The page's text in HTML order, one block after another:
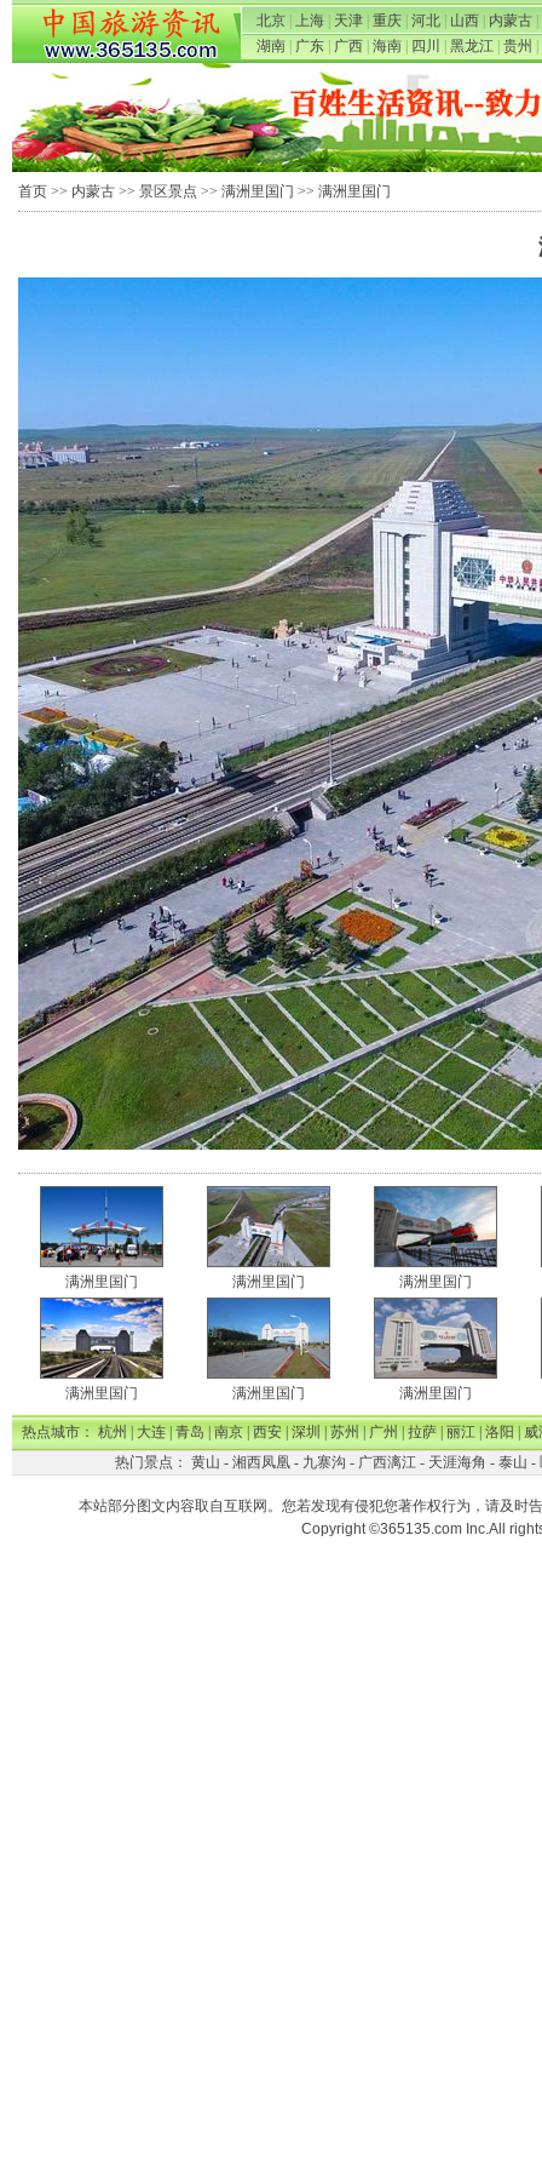
北京 上海 天津 重庆 河北 山西 内蒙古
湖南
广东 广西 海南 四川 黑龙江 贵州
首页 >> 内蒙古 >> 景区景点 >> 满洲里国门 >> 满洲里国门
满洲里国门 满洲里国门 满洲里国门
满洲里国门 满洲里国门 满洲里国门
热点城市：杭州|大连|青岛|南京|西安|深圳|苏州|广州|拉萨|丽江|洛阳|威
热门景点： 黄山 - 湘西凤凰- 九寨沟 - 广西漓江- 天涯海角 - 泰山 -
本站部分图文内容取自互联网。您若发现有侵犯您著作权行为，请及时
Copyright ©365135.com Inc.All